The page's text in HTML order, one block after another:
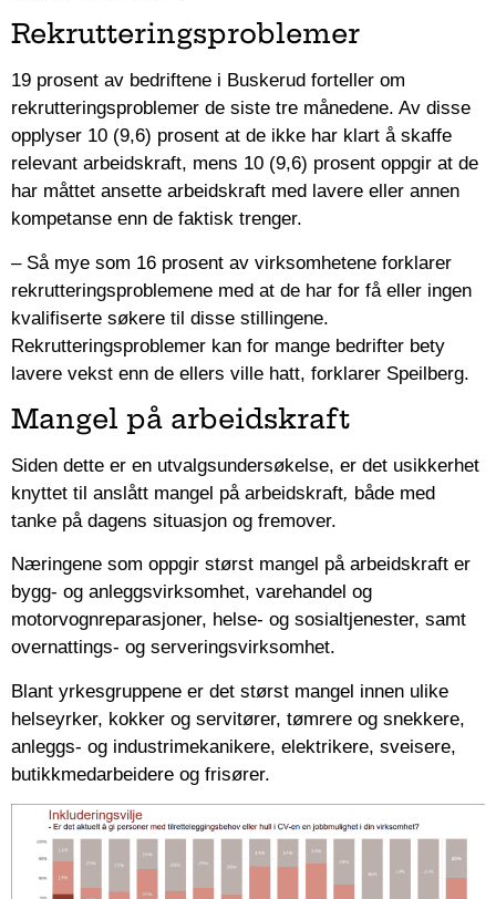
Rekrutteringsproblemer
19 prosent av bedriftene i Buskerud forteller om
rekrutteringsproblemer de siste tre månedene. Av disse
opplyser 10 (9,6) prosent at de ikke har klart å skaffe
relevant arbeidskraft, mens 10 (9,6) prosent oppgir at de
har måttet ansette arbeidskraft med lavere eller annen
kompetanse enn de faktisk trenger.
– Så mye som 16 prosent av virksomhetene forklarer
rekrutteringsproblemene med at de har for få eller ingen
kvalifiserte søkere til disse stillingene.
Rekrutteringsproblemer kan for mange bedrifter bety
lavere vekst enn de ellers ville hatt, forklarer Speilberg.
Mangel på arbeidskraft
Siden dette er en utvalgsundersøkelse, er det usikkerhet
knyttet til anslått mangel på arbeidskraft, både med
tanke på dagens situasjon og fremover.
Næringene som oppgir størst mangel på arbeidskraft er
bygg- og anleggsvirksomhet, varehandel og
motorvognreparasjoner, helse- og sosialtjenester, samt
overnattings- og serveringsvirksomhet.
Blant yrkesgruppene er det størst mangel innen ulike
helseyrker, kokker og servitører, tømrere og snekkere,
anleggs- og industrimekanikere, elektrikere, sveisere,
butikkmedarbeidere og frisører.